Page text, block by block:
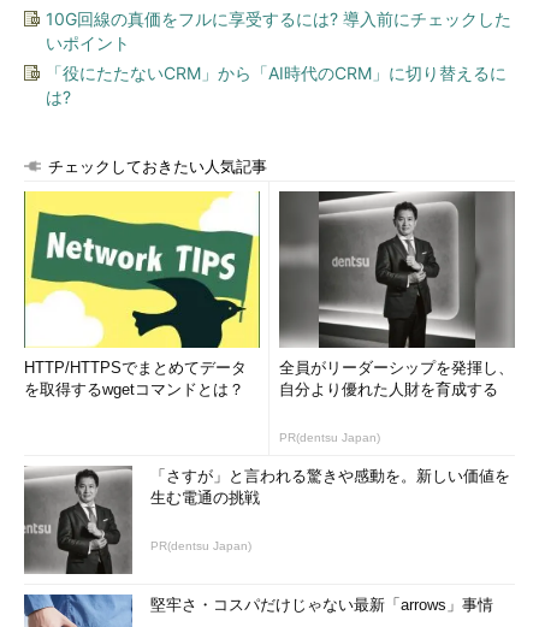
10G回線の真価をフルに享受するには? 導入前にチェックした
いポイント
「役にたたないCRM」から「AI時代のCRM」に切り替えるに
は?
チェックしておきたい人気記事
HTTP/HTTPSでまとめてデータ
を取得するwgetコマンドとは？
全員がリーダーシップを発揮し、
自分より優れた人財を育成する
PR(dentsu Japan)
「さすが」と言われる驚きや感動を。新しい価値を
生む電通の挑戦
PR(dentsu Japan)
堅牢さ・コスパだけじゃない最新「arrows」事情